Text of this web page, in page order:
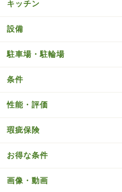
キッチン
設備
駐車場・駐輪場
条件
性能・評価
瑕疵保険
お得な条件
画像・動画